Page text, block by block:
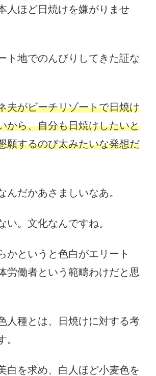
人ほど日焼けを嫌がりませ
ト地でのんびりしてきた証な
夫がビーチリゾートで日焼け
から、自分も日焼けしたいと
願するのび太みたいな発想だ
んだかあさましいなあ。
い。文化なんですね。
かというと色白がエリート
労働者という範疇わけだと思
人種とは、日焼けに対する考
。
白を求め、白人ほど小麦色を